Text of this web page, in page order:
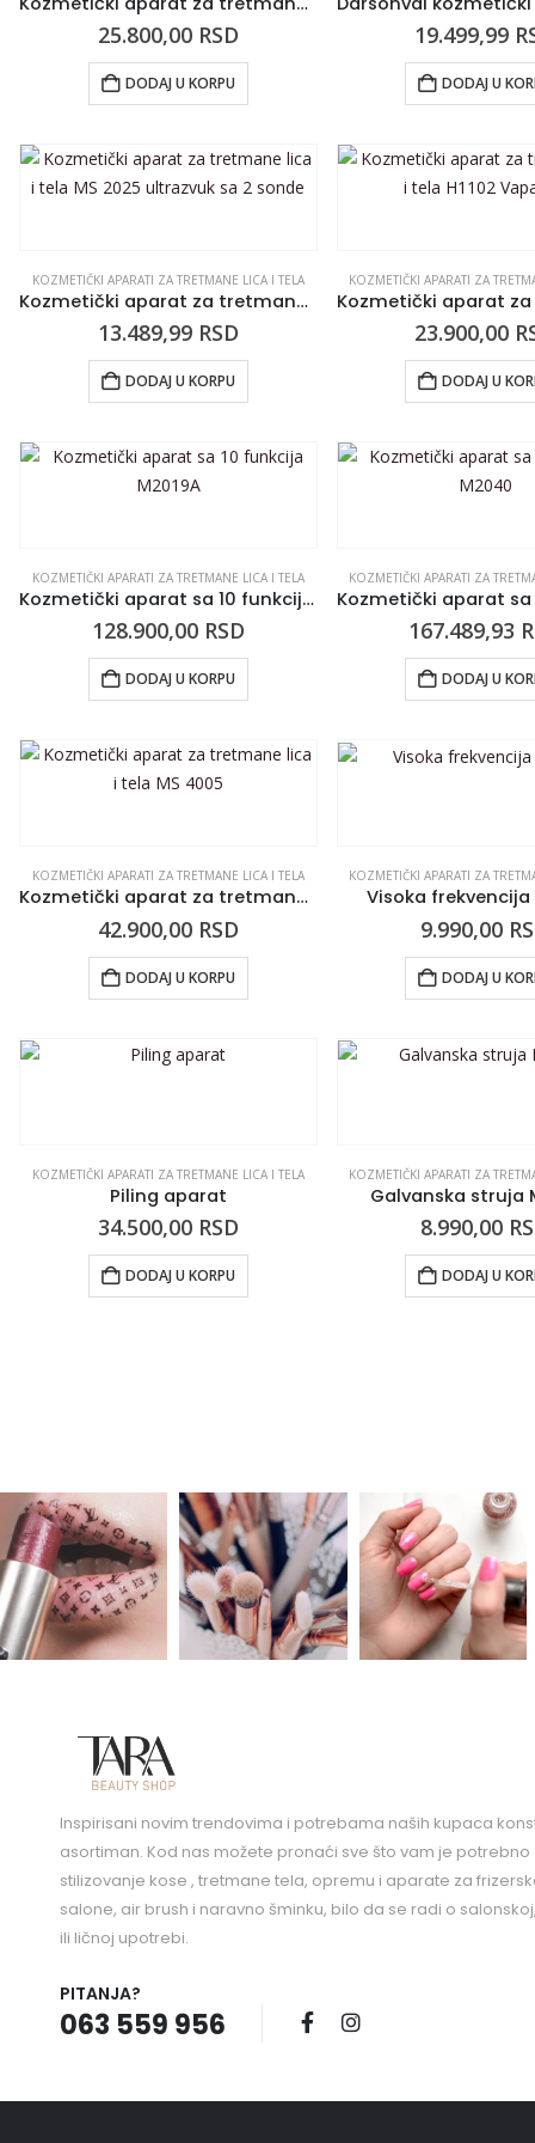
25.800,00 RSD
DODAJ U KORPU
19.499,99
DODAJ U
KOZMETIČKI APARATI ZA TRETMANE LICA I TELA
Kozmetički aparat za tretmane lica i tela MS 2025 ultrazvuk sa 2 sonde
13.489,99 RSD
DODAJ U KORPU
KOZMETIČKI APARATI ZA
23.900,00
DODAJ U
KOZMETIČKI APARATI ZA TRETMANE LICA I TELA
Kozmetički aparat sa 10 funkcija M2019A
128.900,00 RSD
DODAJ U KORPU
KOZMETIČKI APARATI ZA
167.489,93
DODAJ U
KOZMETIČKI APARATI ZA TRETMANE LICA I TELA
Kozmetički aparat za tretmane lica i tela MS 4005
42.900,00 RSD
DODAJ U KORPU
KOZMETIČKI APARATI ZA
Visoka
9.990,00
DODAJ U
KOZMETIČKI APARATI ZA TRETMANE LICA I TELA
Piling aparat
34.500,00 RSD
DODAJ U KORPU
KOZMETIČKI APARATI ZA
Galvanska struja
8.990,00
DODAJ U
Inspirisani novim trendovima i potrebama naših kupaca
asortiman. Kod nas možete pronaći sve što vam je potrebno
stilizovanje kose , tretmane tela, opremu i aparate za
salone, air brush i naravno šminku, bilo da se radi o
ili ličnoj upotrebi.
PITANJA?
063 559 956